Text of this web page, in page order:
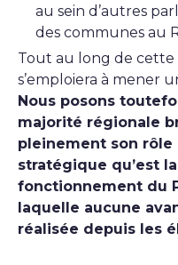
au sein d’autres
des communes au
Tout au long de cette
s’emploiera à mener
Nous posons
majorité régionale
pleinement son rôle
stratégique qu’est
fonctionnement du
laquelle aucune
réalisée depuis les